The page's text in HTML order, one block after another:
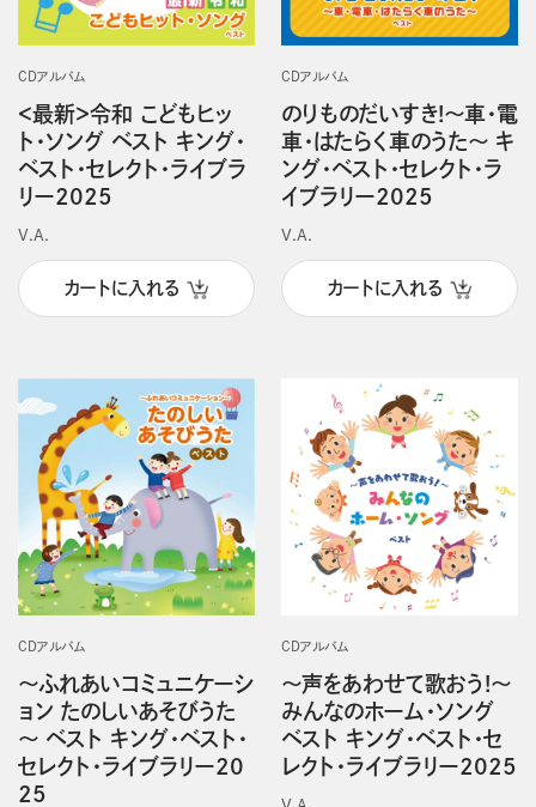
CDアルバム
＜最新＞令和 こどもヒッ
ト・ソング ベスト キング・
ベスト・セレクト・ライブラ
リー2025
V.A.
カートに入れる
CDアルバム
のりものだいすき!～車・電
車・はたらく車のうた～ キ
ング・ベスト・セレクト・ラ
イブラリー2025
V.A.
カートに入れる
CDアルバム
～ふれあいコミュニケーシ
ョン たのしいあそびうた
～ ベスト キング・ベスト・
セレクト・ライブラリー20
25
CDアルバム
～声をあわせて歌おう!～
みんなのホーム・ソング
ベスト キング・ベスト・セ
レクト・ライブラリー2025